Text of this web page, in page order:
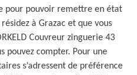
pour pouvoir remettre en état
à Grazac et que vous
Couvreur zinguerie 43
pouvez compter. Pour une
s’adressent de préférence